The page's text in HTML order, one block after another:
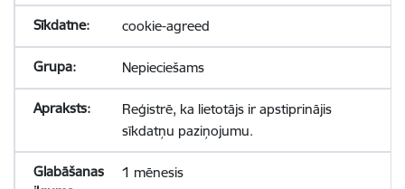
cookie-agreed
Nepieciešams
Reģistrē, ka lietotājs ir apstiprinājis
sīkdatņu paziņojumu.
1 mēnesis